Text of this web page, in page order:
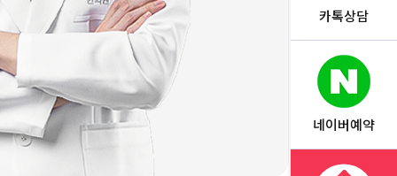
카톡상담
네이버예약